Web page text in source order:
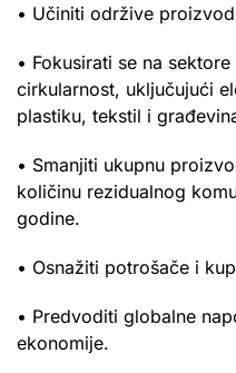
• Učiniti održive
• Fokusirati se na
cirkularnost, uključujući
plastiku, tekstil i
• Smanjiti ukupnu
količinu rezidualnog
godine.
• Osnažiti potrošače i
• Predvoditi globalne
ekonomije.